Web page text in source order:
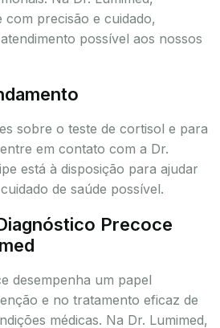
com precisão e cuidado,
possível aos nossos
sobre o teste de cortisol e para
em contato com a Dr.
está à disposição para ajudar
de saúde possível.
Precoce
desempenha um papel
e no tratamento eficaz de
médicas. Na Dr. Lumimed,